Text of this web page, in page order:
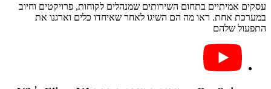
עסקים אמיתיים בתחום השירותים שמנהלים לקוחות, פרויקטים וחיוב
במערכת אחת. ראו מה הם השיגו לאחר שאיחדו כלים וארגנו את
התפעול שלהם